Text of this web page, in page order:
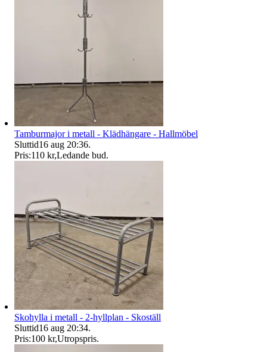
Tamburmajor i metall - Klädhängare - Hallmöbel
Sluttid16 aug 20:36.
Pris:110 kr,Ledande bud.
Skohylla i metall - 2-hyllplan - Skoställ
Sluttid16 aug 20:34.
Pris:100 kr,Utropspris.